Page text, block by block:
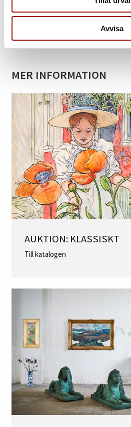
Avvisa
Tillbaka till katalogen
Kontakt
MER INFORMATION
AUKTION: KLASSISKT
Till katalogen